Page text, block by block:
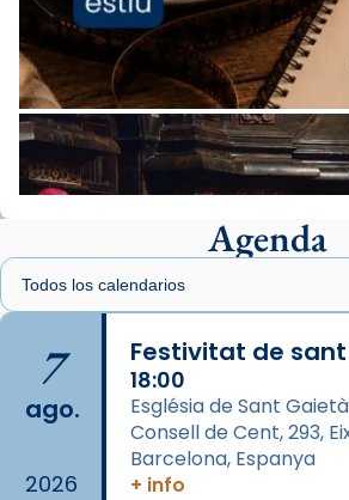
ajuden a alçar la mirada»
Mons. Sergi Gordo, bisbe de
presidit aquest 27 de juliol la
Santes de Mataró.
🔗tinyurl.com/cvu5jmbk
📸 J. Merino
de Barcelona.
2 weeks ago
Aquest dilluns, 27 de juliol, ha
missa d’acció de gràcies
comitè organitzador de la
Agenda
7
ago.
2026
Festivitat de
18:00
Església de Sant
Consell de Cent, 293,
Barcelona, Espanya
+ info